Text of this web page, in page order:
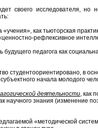
своего исследователя, но
как тьюторская
рефлексивное
будущего педагога как
студентоориентировано, в
начала молодого
деятельности , как
научного знания (изменение
«методической